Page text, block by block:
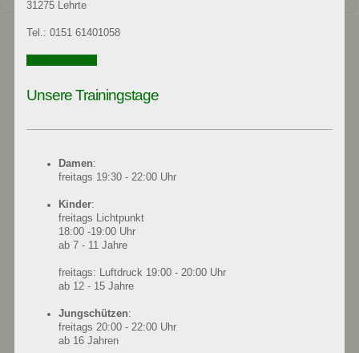
31275 Lehrte
Tel.: 0151 61401058
Unsere Trainingstage
Damen:
freitags 19:30 - 22:00 Uhr
Kinder:
freitags Lichtpunkt
18:00 -19:00 Uhr
ab 7 - 11 Jahre
freitags: Luftdruck 19:00 - 20:00 Uhr
ab 12 - 15 Jahre
Jungschützen:
freitags 20:00 - 22:00 Uhr
ab 16 Jahren